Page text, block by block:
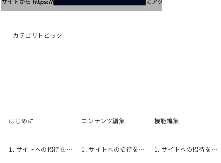
カテゴリトピック
1. サイトへの招待を承諾する
はじめに
1. サイトへの招待を承諾する
機能編集
1. サイトへの招待を承諾する
コンテンツ編集